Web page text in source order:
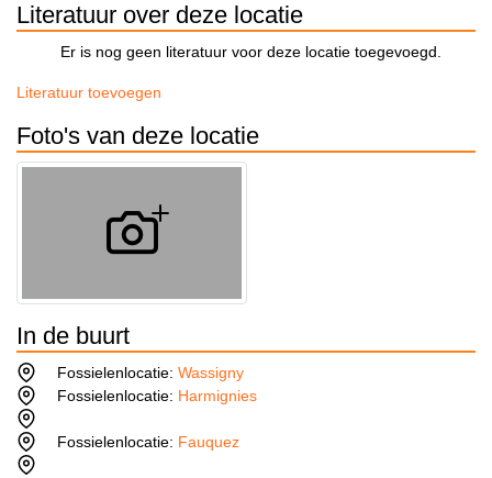
Literatuur over deze locatie
Er is nog geen literatuur voor deze locatie toegevoegd.
Literatuur toevoegen
Foto's van deze locatie
In de buurt
Fossielenlocatie:Wassigny
Fossielenlocatie: Harmignies
Fossielenlocatie: Fauquez